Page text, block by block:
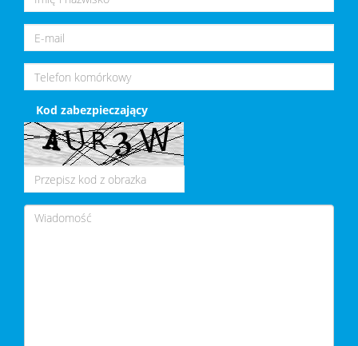
Kod zabezpieczający